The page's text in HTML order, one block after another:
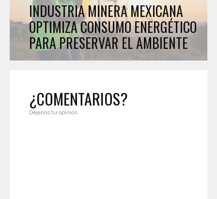
INDUSTRIA MINERA MEXICANA
OPTIMIZA CONSUMO ENERGÉTICO
PARA PRESERVAR EL AMBIENTE
¿COMENTARIOS?
Déjanos tu opinión.